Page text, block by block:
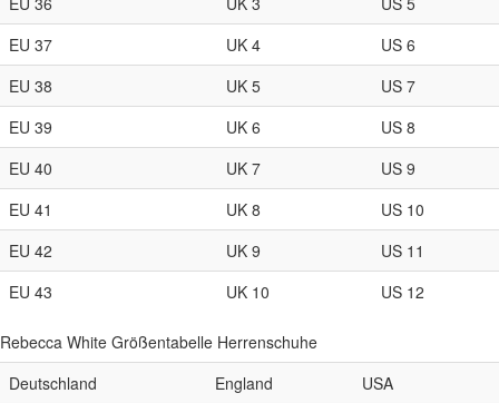
EU 37
UK 4
US 6
EU 38
UK 5
US 7
EU 39
UK 6
US 8
EU 40
UK 7
US 9
EU 41
UK 8
US 10
EU 42
UK 9
US 11
EU 43
UK 10 US 12
Rebecca White Größentabelle Herrenschuhe
Deutschland
England
USA